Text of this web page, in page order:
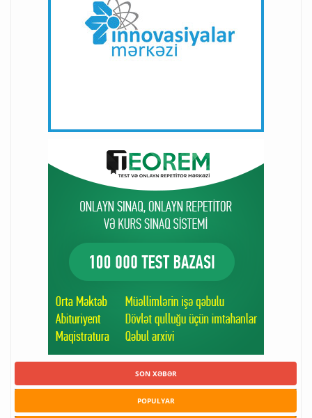
SON XƏBƏR
POPULYAR